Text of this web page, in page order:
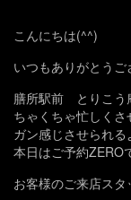
こんにちは(^^)
いつもありがとうご
膳所駅前 とりこう
ちゃくちゃ忙しく
ガン感じさせられ
本日はご予約
お客様のご来店ス